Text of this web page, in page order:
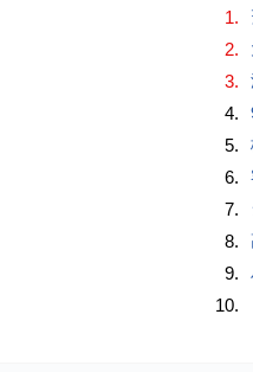
1.
2.
3.
4.
5.
6.
7.
8.
9.
10.